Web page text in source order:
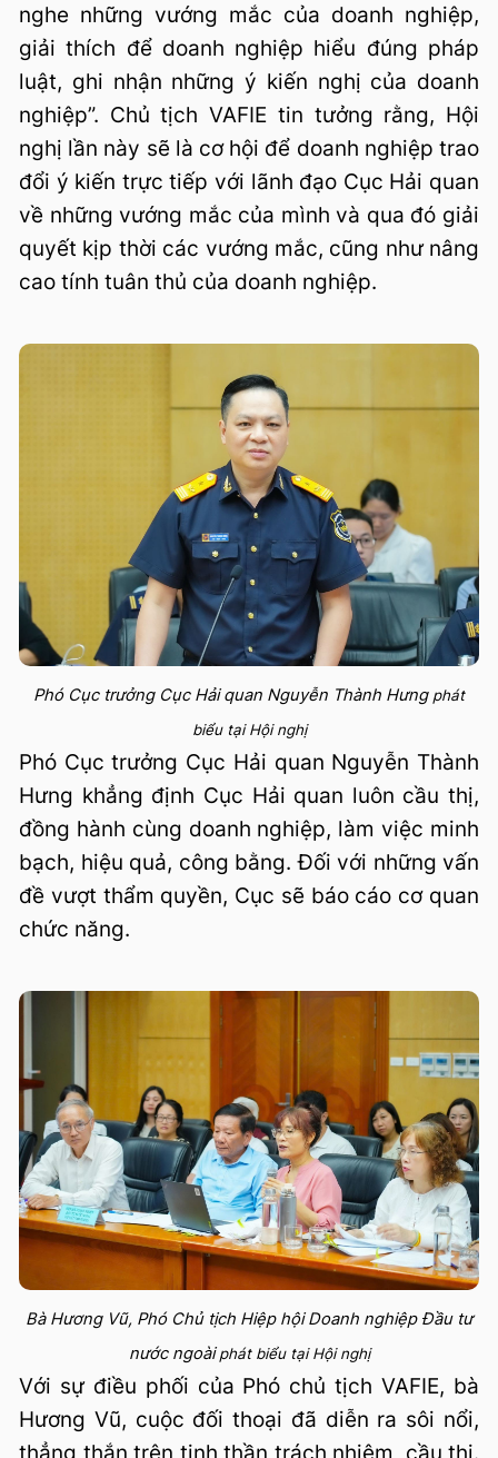
nghe những vướng mắc của doanh nghiệp,
giải thích để doanh nghiệp hiểu đúng pháp
luật, ghi nhận những ý kiến nghị của doanh
nghiệp”. Chủ tịch VAFIE tin tưởng rằng, Hội
nghị lần này sẽ là cơ hội để doanh nghiệp trao
đổi ý kiến trực tiếp với lãnh đạo Cục Hải quan
về những vướng mắc của mình và qua đó giải
quyết kịp thời các vướng mắc, cũng như nâng
cao tính tuân thủ của doanh nghiệp.
Phó Cục trưởng Cục Hải quan Nguyễn Thành Hưng phát
biểu tại Hội nghị
Phó Cục trưởng Cục Hải quan Nguyễn Thành
Hưng khẳng định Cục Hải quan luôn cầu thị,
đồng hành cùng doanh nghiệp, làm việc minh
bạch, hiệu quả, công bằng. Đối với những vấn
đề vượt thẩm quyền, Cục sẽ báo cáo cơ quan
chức năng.
Bà Hương Vũ, Phó Chủ tịch Hiệp hội Doanh nghiệp Đầu tư
nước ngoàiphát biểu tại Hội nghị
Với sự điều phối của Phó chủ tịch VAFIE, bà
Hương Vũ, cuộc đối thoại đã diễn ra sôi nổi,
thẳng thắn trên tinh thần trách nhiệm, cầu thị.